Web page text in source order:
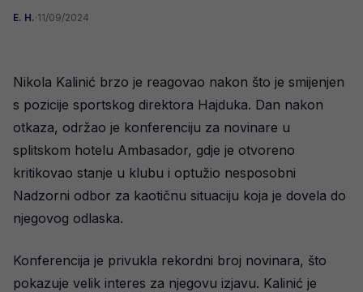
E. H.·11/09/2024
Nikola Kalinić brzo je reagovao nakon što je smijenjen
s pozicije sportskog direktora Hajduka. Dan nakon
otkaza, održao je konferenciju za novinare u
splitskom hotelu Ambasador, gdje je otvoreno
kritikovao stanje u klubu i optužio nesposobni
Nadzorni odbor za kaotičnu situaciju koja je dovela do
njegovog odlaska.
Konferencija je privukla rekordni broj novinara, što
pokazuje velik interes za njegovu izjavu. Kalinić je